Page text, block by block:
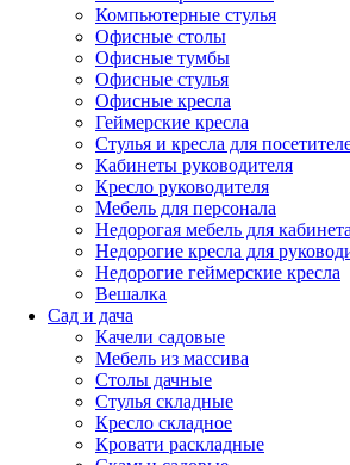
Компьютерные стулья
Офисные столы
Офисные тумбы
Офисные стулья
Офисные кресла
Геймерские кресла
Стулья и кресла для
Кабинеты руководителя
Кресло руководителя
Мебель для персонала
Недорогая мебель для кабинета
Недорогие кресла для
Недорогие геймерские кресла
Вешалка
Сад и дача
Качели садовые
Мебель из массива
Столы дачные
Стулья складные
Кресло складное
Кровати раскладные